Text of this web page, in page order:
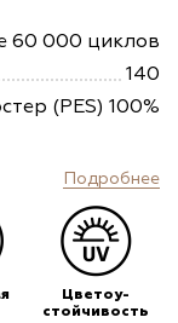
60 000 циклов
140
(PES) 100%
Подробнее
Цветоу-
стойчивость